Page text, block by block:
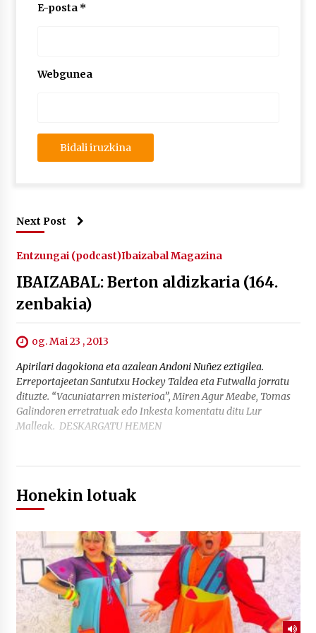
E-posta *
Webgunea
Next Post
Entzungai (podcast)Ibaizabal Magazina
IBAIZABAL: Berton aldizkaria (164.
zenbakia)
og. Mai 23 , 2013
Apirilari dagokiona eta azalean Andoni Nuñez eztigilea.
Erreportajeetan Santutxu Hockey Taldea eta Futwalla jorratu
dituzte. “Vacuniatarren misterioa”, Miren Agur Meabe, Tomas
Galindoren erretratuak edo Inkesta komentatu ditu Lur
Malleak. DESKARGATU HEMEN
Honekin lotuak